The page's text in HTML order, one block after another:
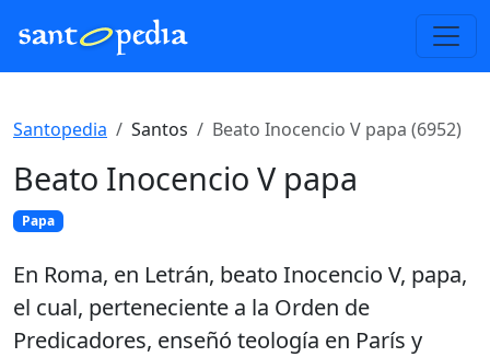
Santopedia Santos Beato Inocencio V papa (6952)
Beato Inocencio V papa
Papa
En Roma, en Letrán, beato Inocencio V, papa,
el cual, perteneciente a la Orden de
Predicadores, enseñó teología en París y